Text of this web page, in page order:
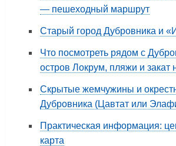
— пешеходный маршрут
Старый город Дубровника и
Что посмотреть рядом с
остров Локрум, пляжи и закат
Скрытые жемчужины и
Дубровника (Цавтат или
Практическая информация:
карта